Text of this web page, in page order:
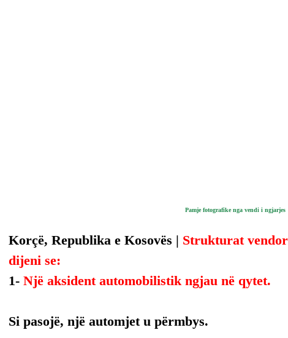
Pamje fotografike nga vendi i ngjarjes
Korçë, Republika e Kosovës | Strukturat
dijeni se:
1- Një aksident automobilistik ngjau në qytet.
Si pasojë, një automjet u përmbys.